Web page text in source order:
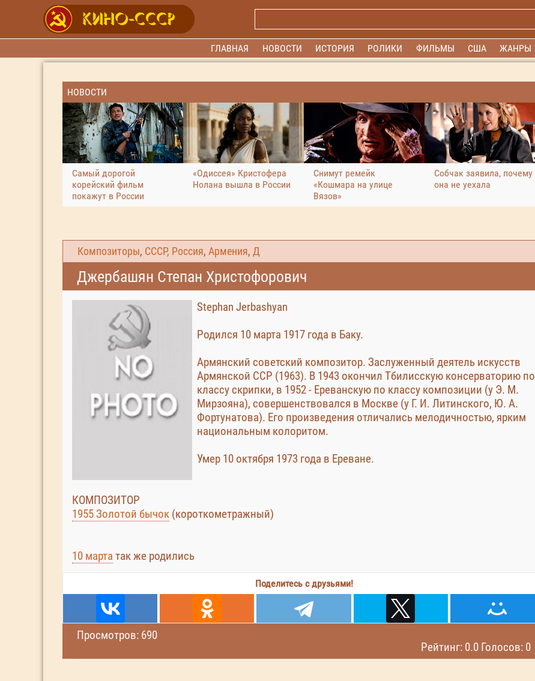
ГЛАВНАЯ НОВОСТИ ИСТОРИЯ РОЛИКИ ФИЛЬМЫ США ЖАНРЫ
НОВОСТИ
Самый дорогой
корейский фильм
покажут в России
«Одиссея» Кристофера
Нолана вышла в России
Снимут ремейк
«Кошмара на улице
Вязов»
Собчак заявила, почему
она не уехала
Композиторы, СССР, Россия, Армения, Д
Джербашян Степан Христофорович
Stephan Jerbashyan
Родился 10 марта 1917 года в Баку.
Армянский советский композитор. Заслуженный деятель искусств
Армянской ССР (1963). В 1943 окончил Тбилисскую консерваторию по
классу скрипки, в 1952 - Ереванскую по классу композиции (у Э. М.
Мирзояна), совершенствовался в Москве (у Г. И. Литинского, Ю. А.
Фортунатова). Его произведения отличались мелодичностью, ярким
национальным колоритом.
Умер 10 октября 1973 года в Ереване.
КОМПОЗИТОР
1955 Золотой бычок (короткометражный)
10 марта так же родились
Поделитесь с друзьями!
Просмотров: 690
Рейтинг: 0.0 Голосов: 0